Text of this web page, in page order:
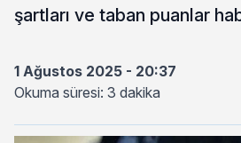
şartları ve taban puanlar
1 Ağustos 2025 - 20:37
Okuma süresi: 3 dakika